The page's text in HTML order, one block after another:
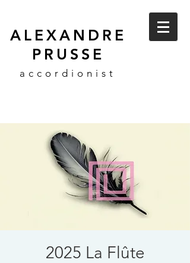
ALEXANDRE
PRUSSE
accordionist
2025 La Flûte